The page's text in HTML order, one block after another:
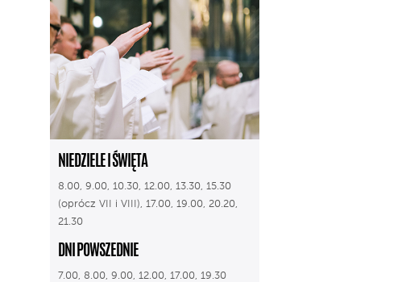
NIEDZIELE I ŚWIĘTA
8.00, 9.00, 10.30, 12.00, 13.30, 15.30
(oprócz VII i VIII), 17.00, 19.00, 20.20,
21.30
DNI POWSZEDNIE
7.00, 8.00, 9.00, 12.00, 17.00, 19.30